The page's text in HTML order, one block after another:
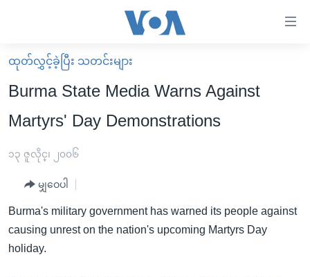
လွယ်ကူ
စေ
သည့်
များ
မူလစာမျက်နှာ
မြန်မာ
ကမ္ဘာ့သတင်းများ
နိုင်ငံတကာ
ဗွီဒီယို
ရပ်ဝန်းတခု လမ်းတခု အလွန်
အမေရိကန်သုံးအီဒီယံ
အပတ်စဉ်ကဏ္ဍများ
ထုတ်လွှင့်ခဲ့ပြီး သတင်းများ
Burma State Media Warns Against
Martyrs' Day Demonstrations
၁၃ ဇူလိုင္၊ ၂၀၀၆
မျှဝေပါ
Burma's military government has warned its people against
causing unrest on the nation's upcoming Martyrs Day
holiday.